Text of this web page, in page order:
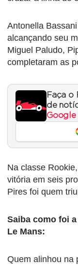
Antonella
alcançando seu
Miguel Paludo,
completaram as
Faça o
de
Google
Na classe
vitória em seis
Pires foi quem
Saiba como foi
Le Mans:
Quem alinhou na